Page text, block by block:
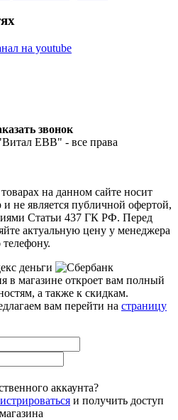
на youtube
звонок
ЕВВ" - все права
на данном сайте носит
не является публичной офертой,
Статьи 437 ГК РФ. Перед
актуальную цену у менеджера
телефону.
в магазине откроет вам полный
а также к скидкам.
вам перейти на страницу
аккаунта?
и получить доступ